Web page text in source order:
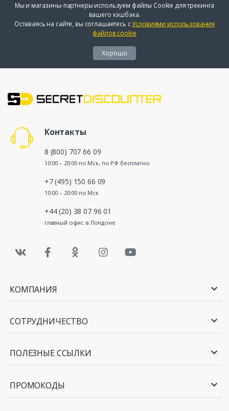
Мы и магазины-партнеры используем файлы Cookie для трекинга
вашего кэшбэка.
Оставаясь на сайте, вы соглашаетесь сУсловиями использования
файлов cookie
Хорошо
Контакты
8 (800) 707 66 09
10:00 – 20:00 по Мск, по РФ бесплатно
+7 (495) 150 66 09
10:00 – 20:00 по Мск
+44 (20) 38 07 96 01
главный офис в Лондоне
КОМПАНИЯ
СОТРУДНИЧЕСТВО
ПОЛЕЗНЫЕ ССЫЛКИ
ПРОМОКОДЫ